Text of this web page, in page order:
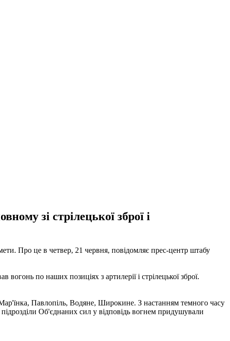
зі стрілецької зброї і
Про це в четвер, 21 червня, повідомляє прес-центр штабу
по наших позиціях з артилерії і стрілецької зброї.
Мар'їнка, Павлопіль, Водяне, Широкине. З настанням темного часу
підрозділи Об'єднаних сил у відповідь вогнем придушували